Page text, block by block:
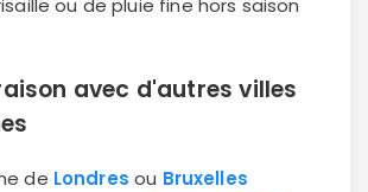
ou de pluie fine hors saison
avec d'autres villes
de Londres ou Bruxelles